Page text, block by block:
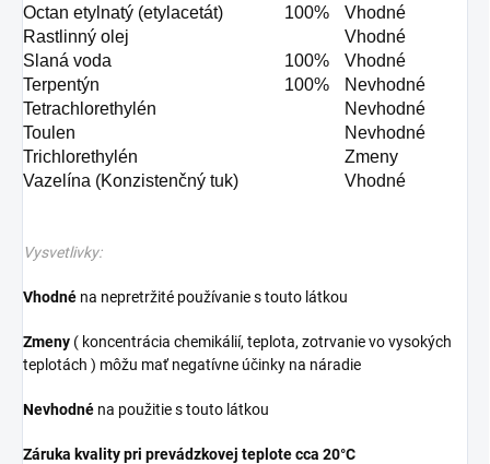
Octan etylnatý (etylacetát)
100%
Vhodné
Rastlinný olej
Vhodné
Slaná voda
100%
Vhodné
Terpentýn
100%
Nevhodné
Tetrachlorethylén
Nevhodné
Toulen
Nevhodné
Trichlorethylén
Zmeny
Vazelína (Konzistenčný tuk)
Vhodné
Vysvetlivky:
Vhodné na nepretržité používanie s touto látkou
Zmeny ( koncentrácia chemikálií, teplota, zotrvanie vo vysokých
teplotách ) môžu mať negatívne účinky na náradie
Nevhodné na použitie s touto látkou
Záruka kvality pri prevádzkovej teplote cca 20°C